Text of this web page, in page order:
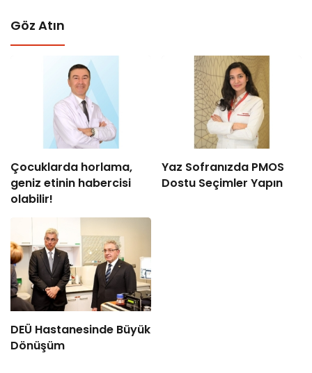
Göz Atın
Çocuklarda horlama,
geniz etinin habercisi
olabilir!
Yaz Sofranızda PMOS
Dostu Seçimler Yapın
DEÜ Hastanesinde Büyük
Dönüşüm